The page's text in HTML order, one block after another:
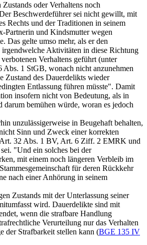
oder Verhaltens noch
Beschwerdeführer sei nicht gewillt, mit
Rechts und der Traditionen in seinem
Partnerin und Kindsmutter wegen
Das gelte umso mehr, als er den
Aktivitäten in diese Richtung
Verhaltens geführt (unter
Abs. 1 StGB, wonach nicht anzunehmen
Zustand des Dauerdelikts wieder
Entlassung führen müsste". Damit
insofern nicht von Bedeutung, als in
bemühen würde, woran es jedoch
unzulässigerweise in Beugehaft behalten,
Sinn und Zweck einer korrekten
Art. 32 Abs. 1 BV, Art. 6 Ziff. 2 EMRK und
"Und ein solches bei der
mit einem noch längeren Verbleib im
für deren Rückkehr
nach einer Anhörung in seinem
Zustands mit der Unterlassung seiner
wird. Dauerdelikte sind mit
wenn die strafbare Handlung
Verurteilung nur das Verhalten
der Strafbarkeit stellen kann (BGE 135 IV